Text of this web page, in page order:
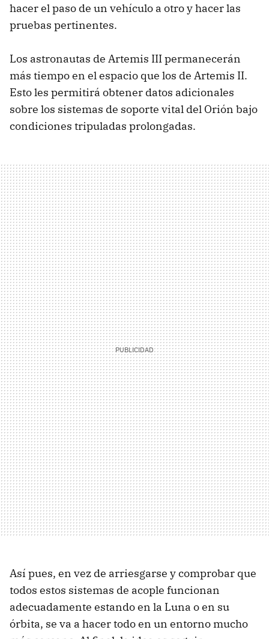
hacer el paso de un vehículo a otro y hacer las
pruebas pertinentes.
Los astronautas de Artemis III permanecerán
más tiempo en el espacio que los de Artemis II.
Esto les permitirá obtener datos adicionales
sobre los sistemas de soporte vital del Orión bajo
condiciones tripuladas prolongadas.
Así pues, en vez de arriesgarse y comprobar que
todos estos sistemas de acople funcionan
adecuadamente estando en la Luna o en su
órbita, se va a hacer todo en un entorno mucho